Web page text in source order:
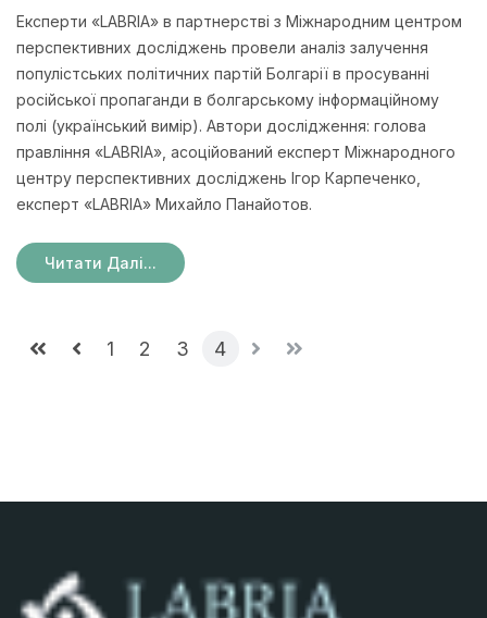
Експерти «LABRIA» в партнерстві з Міжнародним центром
перспективних досліджень провели аналіз залучення
популістських політичних партій Болгарії в просуванні
російської пропаганди в болгарському інформаційному
полі (український вимір). Автори дослідження: голова
правління «LABRIA», асоційований експерт Міжнародного
центру перспективних досліджень Ігор Карпеченко,
експерт «LABRIA» Михайло Панайотов.
Читати Далі...
1 2 3 4